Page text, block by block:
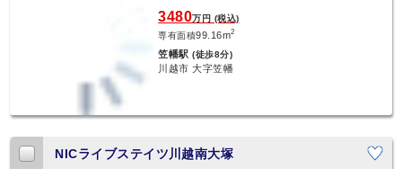
3480万円 (税込)
専有面積99.16m2
笠幡駅(徒歩8分)
川越市 大字笠幡
NICライブステイツ川越南大塚